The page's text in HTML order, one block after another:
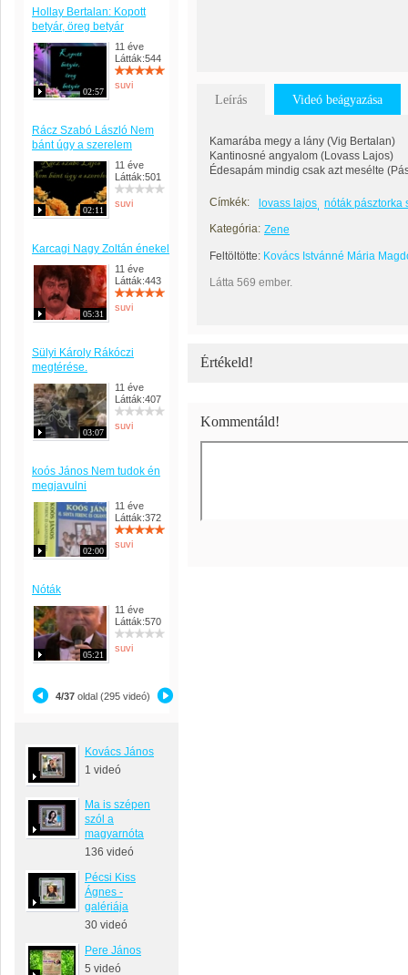
Hollay Bertalan: Kopott
betyár, öreg betyár
02:57
11 éve
Látták:544
suvi
Rácz Szabó László Nem
bánt úgy a szerelem
02:11
11 éve
Látták:501
suvi
Karcagi Nagy Zoltán énekel
05:31
11 éve
Látták:443
suvi
Sülyi Károly Rákóczi
megtérése.
03:07
11 éve
Látták:407
suvi
koós János Nem tudok én
megjavulni
02:00
11 éve
Látták:372
suvi
Nóták
05:21
11 éve
Látták:570
suvi
4/37 oldal (295 videó)
Kovács János
1 videó
Ma is szépen
szól a
magyarnóta
136 videó
Pécsi Kiss
Ágnes -
galériája
30 videó
Pere János
5 videó
Leírás Videó beágyazása
Kamarába megy a lány (Vig Bertalan)
Kantinosné angyalom (Lovass Lajos)
Édesapám mindig csak azt mesélte
Címkék: lovass lajos nóták pásztorka
Kategória: Zene
Feltöltötte: Kovács Istvánné Mária
Látta 569 ember.
Értékeld!
Kommentáld!